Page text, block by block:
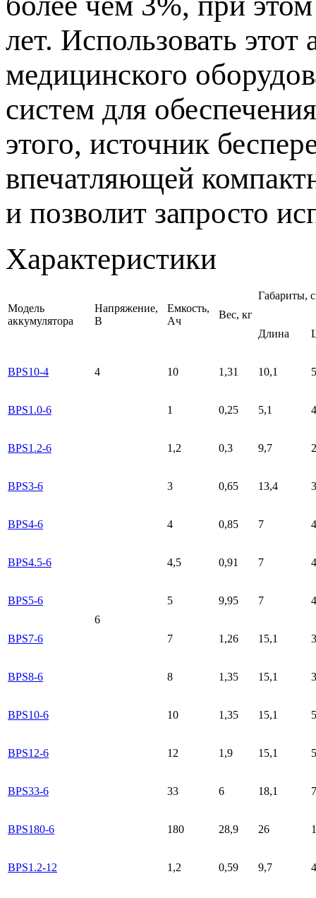
лет. Использовать
медицинского
систем для
этого, источник
впечатляющей
и позволит запросто
Характеристики
Модель
аккумулятора
Напряжение,
В
Емкость,
Ач
Вес, кг
Габариты,
Длина
BPS10-4 4 10 1,31 10,1 5
BPS1.0-6
6
1 0,25 5,1
BPS1.2-6 1,2 0,3 9,7
BPS3-6 3 0,65 13,4
BPS4-6 4 0,85 7
BPS4.5-6 4,5 0,91 7
BPS5-6 5 9,95 7
BPS7-6 7 1,26 15,1
BPS8-6 8 1,35 15,1
BPS10-6 10 1,35 15,1 5
BPS12-6 12 1,9 15,1 5
BPS33-6 33 6 18,1
BPS180-6 180 28,9 26
BPS1.2-12 1,2 0,59 9,7